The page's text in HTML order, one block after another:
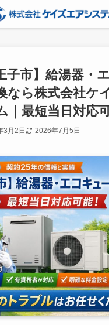
子市】給湯器・
なら株式会社ケ
｜最短当日対応
3月2日 2026年7月5日